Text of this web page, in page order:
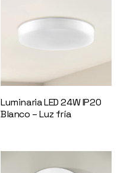
Luminaria LED 24W IP20
Blanco – Luz fría